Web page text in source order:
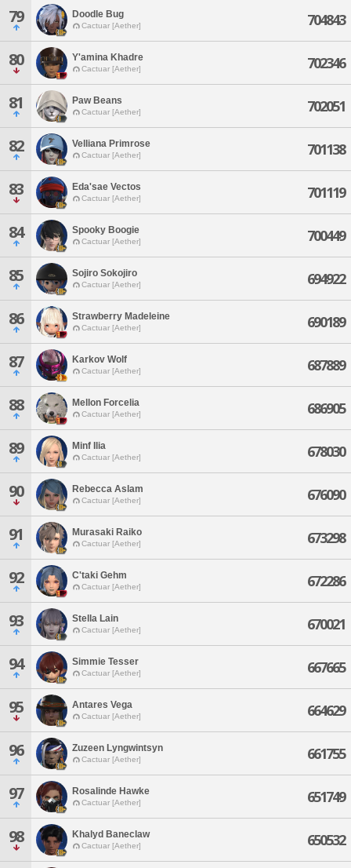
79 Doodle Bug
Cactuar [Aether] 704843
80 Y'amina Khadre
Cactuar [Aether] 702346
81 Paw Beans
Cactuar [Aether] 702051
82 Velliana Primrose
Cactuar [Aether] 701138
83 Eda'sae Vectos
Cactuar [Aether] 701119
84 Spooky Boogie
Cactuar [Aether] 700449
85 Sojiro Sokojiro
Cactuar [Aether] 694922
86 Strawberry Madeleine
Cactuar [Aether] 690189
87 Karkov Wolf
Cactuar [Aether] 687889
88 Mellon Forcelia
Cactuar [Aether] 686905
89 Minf Ilia
Cactuar [Aether] 678030
90 Rebecca Aslam
Cactuar [Aether] 676090
91 Murasaki Raiko
Cactuar [Aether] 673298
92 C'taki Gehm
Cactuar [Aether] 672286
93 Stella Lain
Cactuar [Aether] 670021
94 Simmie Tesser
Cactuar [Aether] 667665
95 Antares Vega
Cactuar [Aether] 664629
96 Zuzeen Lyngwintsyn
Cactuar [Aether] 661755
97 Rosalinde Hawke
Cactuar [Aether] 651749
98 Khalyd Baneclaw
Cactuar [Aether] 650532